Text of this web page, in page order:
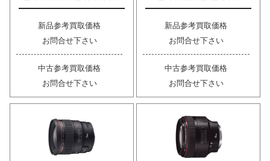
新品参考買取価格
お問合せ下さい
中古参考買取価格
お問合せ下さい
新品参考買取価格
お問合せ下さい
中古参考買取価格
お問合せ下さい